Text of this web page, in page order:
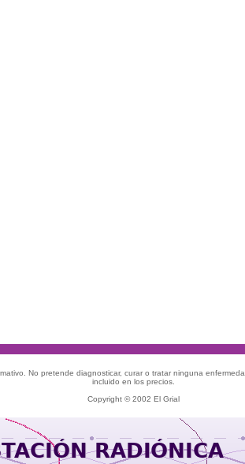
No pretende diagnosticar, curar o tratar ninguna
incluido en los precios.
Copyright © 2002 El Grial